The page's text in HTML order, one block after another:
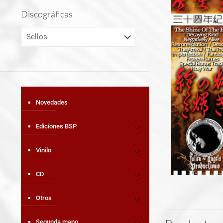
Discográficas
Novedades
Ediciones BSP
Vinilo
CD
Otros